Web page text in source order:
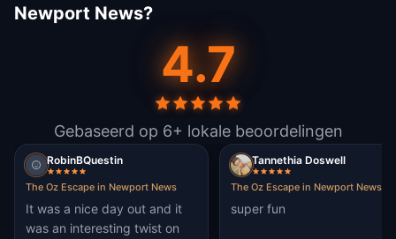
Newport News?
4.7
Gebaseerd op 6+ lokale beoordelingen
RobinBQuestin
The Oz Escape in Newport News
It was a nice day out and it
was an interesting twist on
Tannethia Doswell
The Oz Escape in Newport News
super fun